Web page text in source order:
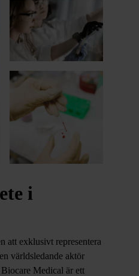
i
att exklusivt representera
världsledande aktör
Medical är ett